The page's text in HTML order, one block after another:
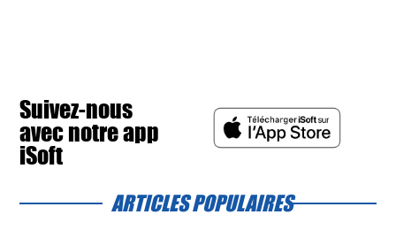
Suivez-nous
avec notre app
iSoft
ARTICLES POPULAIRES